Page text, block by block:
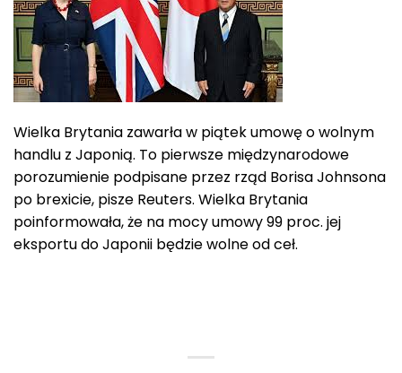
Wielka Brytania zawarła w piątek umowę o wolnym
handlu z Japonią. To pierwsze międzynarodowe
porozumienie podpisane przez rząd Borisa Johnsona
po brexicie, pisze Reuters. Wielka Brytania
poinformowała, że ​​na mocy umowy ​​99 proc. jej
eksportu do Japonii będzie wolne od ceł.